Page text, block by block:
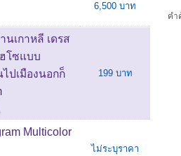
6,500 บาท
นเกาหลี เดรส
โซแบบ
ปเมืองนอกก็
199 บาท
Multicolor
ไม่ระบุราคา
คำ